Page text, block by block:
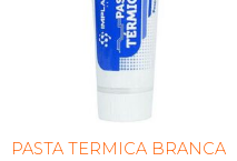
PASTA TERMICA BRANCA